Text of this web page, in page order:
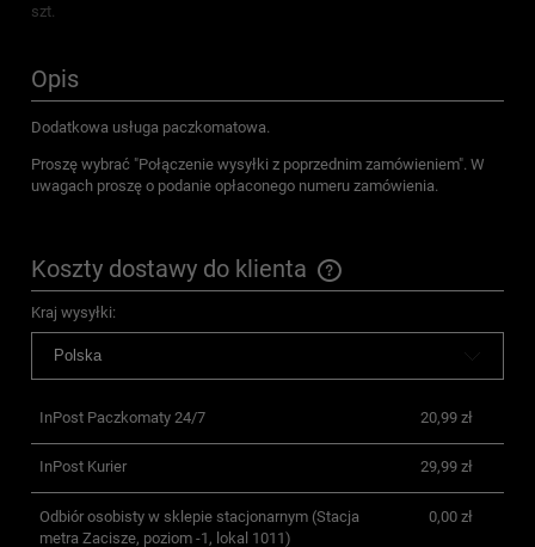
szt.
Opis
Dodatkowa usługa paczkomatowa.
Proszę wybrać "Połączenie wysyłki z poprzednim zamówieniem". W
uwagach proszę o podanie opłaconego numeru zamówienia.
Koszty dostawy do klienta
Cena nie zawiera ewentualnych kosztów płatności
Kraj wysyłki:
InPost Paczkomaty 24/7 20,99 zł
InPost Kurier 29,99 zł
Odbiór osobisty w sklepie stacjonarnym(Stacja
metra Zacisze, poziom -1, lokal 1011)
0,00 zł